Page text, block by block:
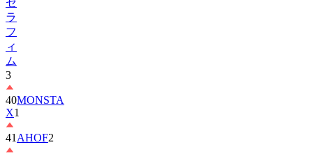
フ
ィ
ム
3
40
X
41AHOF
42 BTOB6